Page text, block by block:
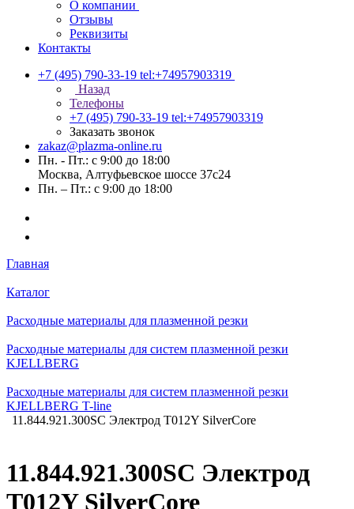
О компании
Отзывы
Реквизиты
Контакты
+7 (495) 790-33-19 tel:+74957903319
Назад
Телефоны
+7 (495) 790-33-19 tel:+74957903319
Заказать звонок
zakaz@plazma-online.ru
Пн. - Пт.: с 9:00 до 18:00
Москва, Алтуфьевское шоссе 37с24
Пн. – Пт.: с 9:00 до 18:00
Главная
Каталог
Расходные материалы для плазменной резки
Расходные материалы для систем плазменной резки
KJELLBERG
Расходные материалы для систем плазменной резки
KJELLBERG T-line
11.844.921.300SC Электрод T012Y SilverCore
11.844.921.300SC Электрод
T012Y SilverCore